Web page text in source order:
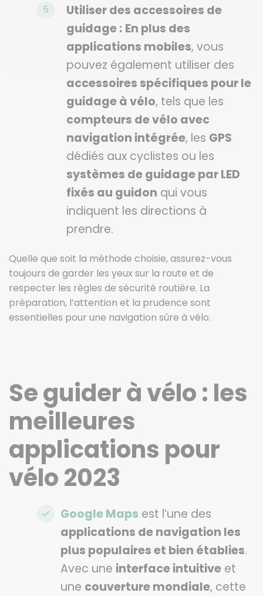
Utiliser des accessoires de
guidage : En plus des
applications mobiles, vous
pouvez également utiliser des
accessoires spécifiques pour le
guidage à vélo, tels que les
compteurs de vélo avec
navigation intégrée, les GPS
dédiés aux cyclistes ou les
systèmes de guidage par LED
fixés au guidon qui vous
indiquent les directions à
prendre.
Quelle que soit la méthode choisie, assurez-vous
toujours de garder les yeux sur la route et de
respecter les règles de sécurité routière. La
préparation, l’attention et la prudence sont
essentielles pour une navigation sûre à vélo.
Se guider à vélo : les
meilleures
applications pour
vélo 2023
Google Maps est l’une des
applications de navigation les
plus populaires et bien établies.
Avec une interface intuitive et
une couverture mondiale, cette